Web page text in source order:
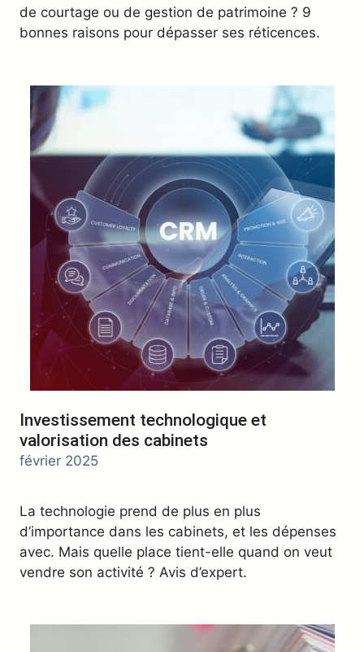
de courtage ou de gestion de patrimoine ? 9
bonnes raisons pour dépasser ses réticences.
Investissement technologique et
valorisation des cabinets
février 2025
La technologie prend de plus en plus
d’importance dans les cabinets, et les dépenses
avec. Mais quelle place tient-elle quand on veut
vendre son activité ? Avis d’expert.